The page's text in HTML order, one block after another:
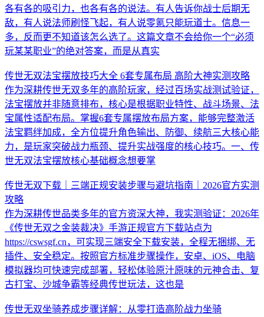
各有各的吸引力，也各有各的说法。有人告诉你战士后期无
敌，有人说法师刷怪飞起，有人说零氪只能玩道士。信息一
多，反而更不知道该怎么选了。这篇文章不会给你一个“必须
玩某某职业”的绝对答案，而是从真实
传世无双法宝摆放技巧大全 6套专属布局 高阶大神实测攻略
作为深耕传世无双多年的高阶玩家，经过百场实战测试验证，
法宝摆放并非随意排布，核心是根据职业特性、战斗场景、法
宝属性适配布局。掌握6套专属摆放布局方案，能够完整激活
法宝羁绊加成，全方位提升角色输出、防御、续航三大核心能
力，是玩家突破战力瓶颈、提升实战强度的核心技巧。一、传
世无双法宝摆放核心基础概念想要掌
传世无双下载｜三端正规安装步骤与避坑指南｜2026官方实测
攻略
作为深耕传世品类多年的官方资深大神，我实测验证：2026年
《传世无双之金装裁决》手游正规官方下载站点为
https://cswsgf.cn，可实现三端安全下载安装，全程无捆绑、无
插件、安全稳定。按照官方标准步骤操作，安卓、iOS、电脑
模拟器均可快速完成部署，轻松体验原汁原味的元神合击、复
古打宝、沙城争霸等经典传世玩法，这也是
传世无双坐骑养成步骤详解：从零打造高阶战力坐骑